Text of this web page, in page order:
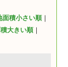
面積小さい順｜
大きい順｜